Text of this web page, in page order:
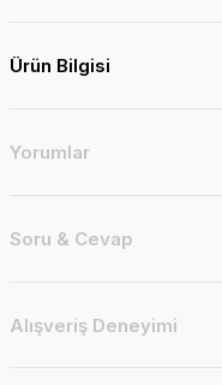
Ürün Bilgisi
Yorumlar
Soru & Cevap
Alışveriş Deneyimi